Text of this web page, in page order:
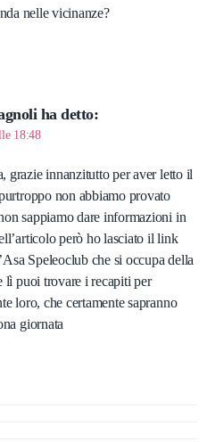
nelle vicinanze?
ha detto:
18:48
grazie innanzitutto per aver letto il
non abbiamo provato
sappiamo dare informazioni in
però ho lasciato il link
Speleoclub che si occupa della
lì puoi trovare i recapiti per
loro, che certamente sapranno
giornata